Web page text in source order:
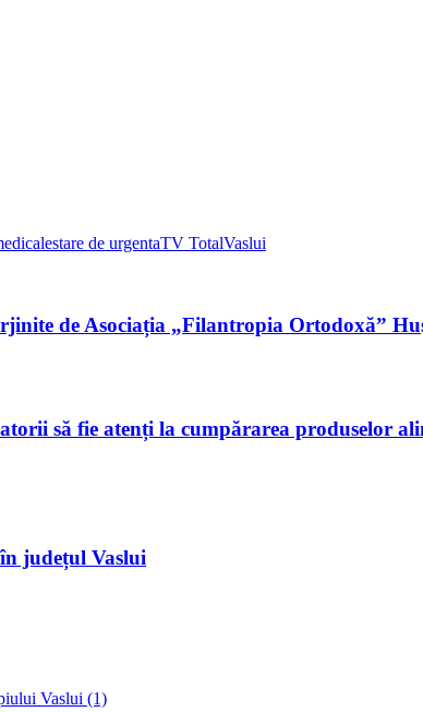
stare de urgentaTV TotalVaslui
de Asociația „Filantropia Ortodoxă”
să fie atenți la cumpărarea produselor
județul Vaslui